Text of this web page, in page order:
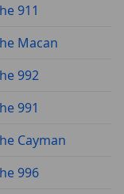
911
Macan
992
991
Cayman
996